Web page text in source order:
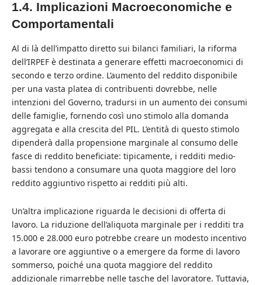
1.4. Implicazioni Macroeconomiche e
Comportamentali
Al di là dell’impatto diretto sui bilanci familiari, la riforma
dell’IRPEF è destinata a generare effetti macroeconomici di
secondo e terzo ordine. L’aumento del reddito disponibile
per una vasta platea di contribuenti dovrebbe, nelle
intenzioni del Governo, tradursi in un aumento dei consumi
delle famiglie, fornendo così uno stimolo alla domanda
aggregata e alla crescita del PIL. L’entità di questo stimolo
dipenderà dalla propensione marginale al consumo delle
fasce di reddito beneficiate: tipicamente, i redditi medio-
bassi tendono a consumare una quota maggiore del loro
reddito aggiuntivo rispetto ai redditi più alti.
Un’altra implicazione riguarda le decisioni di offerta di
lavoro. La riduzione dell’aliquota marginale per i redditi tra
15.000 e 28.000 euro potrebbe creare un modesto incentivo
a lavorare ore aggiuntive o a emergere da forme di lavoro
sommerso, poiché una quota maggiore del reddito
addizionale rimarrebbe nelle tasche del lavoratore. Tuttavia,